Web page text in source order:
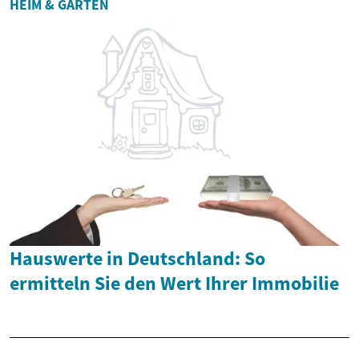
HEIM & GARTEN
Hauswerte in Deutschland: So
ermitteln Sie den Wert Ihrer Immobilie